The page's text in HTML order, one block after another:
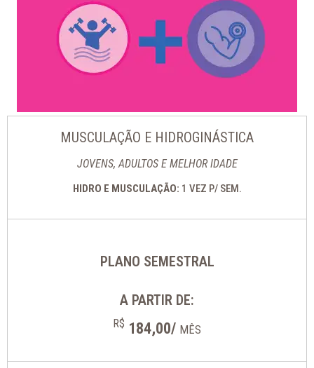
MUSCULAÇÃO E HIDROGINÁSTICA
JOVENS, ADULTOS E MELHOR IDADE
HIDRO E MUSCULAÇÃO: 1 VEZ P/ SEM.
PLANO SEMESTRAL
A PARTIR DE:
R$ 184,00/ MÊS